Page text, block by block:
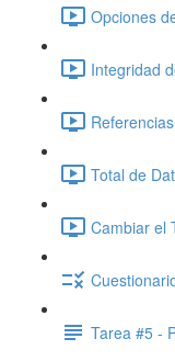
Opciones
Integridad
Total de
Cambiar el
Tarea #5 -